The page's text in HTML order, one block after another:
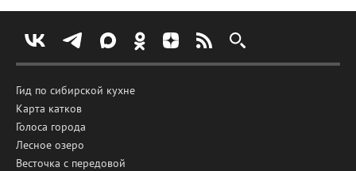
Гид по сибирской кухне
Карта катков
Голоса города
Лесное озеро
Весточка с передовой